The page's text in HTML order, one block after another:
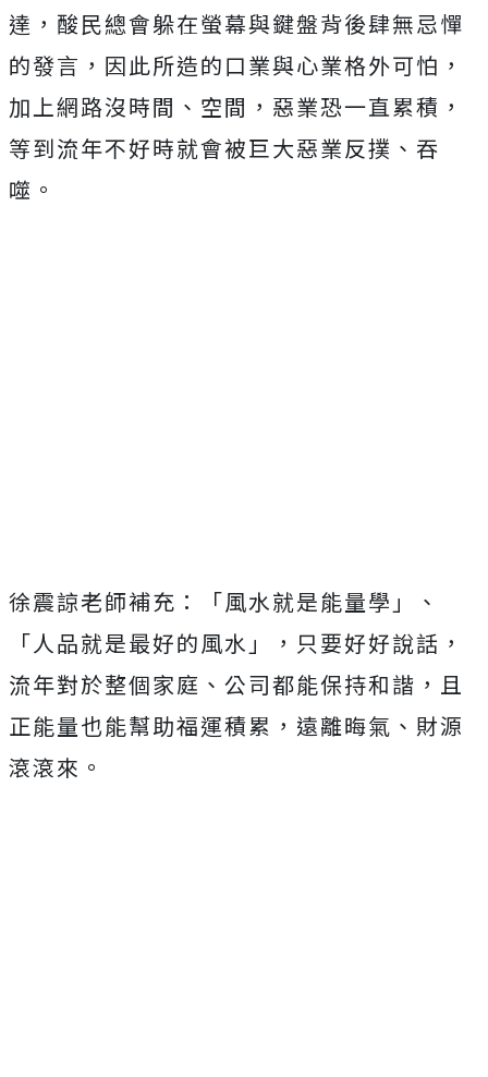
達，酸民總會躲在螢幕與鍵盤背後肆無忌憚
的發言，因此所造的口業與心業格外可怕，
加上網路沒時間、空間，惡業恐一直累積，
等到流年不好時就會被巨大惡業反撲、吞
噬。
徐震諒老師補充：「風水就是能量學」、
「人品就是最好的風水」，只要好好說話，
流年對於整個家庭、公司都能保持和諧，且
正能量也能幫助福運積累，遠離晦氣、財源
滾滾來。